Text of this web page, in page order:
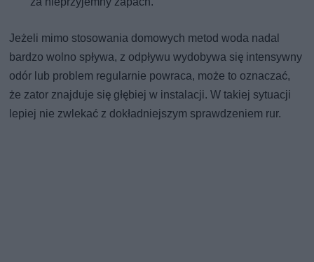
Jeżeli mimo stosowania domowych metod woda nadal
bardzo wolno spływa, z odpływu wydobywa się intensywny
odór lub problem regularnie powraca, może to oznaczać,
że zator znajduje się głębiej w instalacji. W takiej sytuacji
lepiej nie zwlekać z dokładniejszym sprawdzeniem rur.